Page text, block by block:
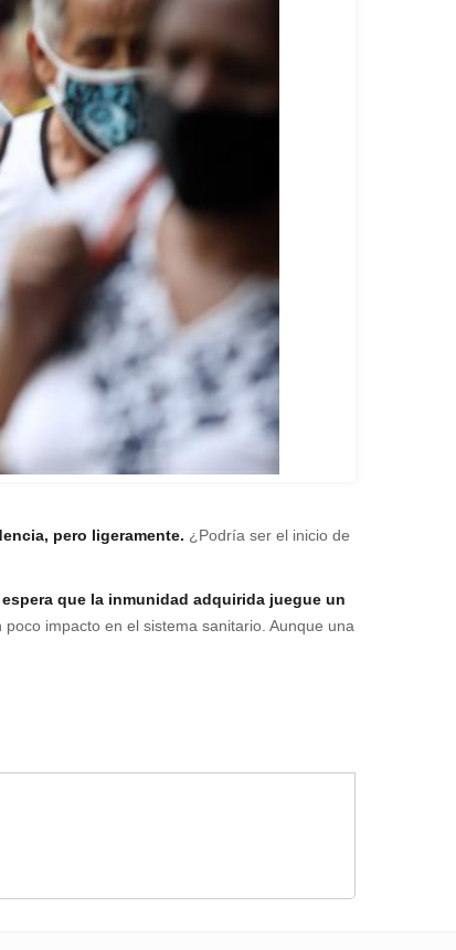
pero ligeramente. ¿Podría ser el inicio de
que la inmunidad adquirida juegue un
impacto en el sistema sanitario. Aunque una